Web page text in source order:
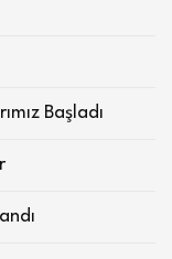
Başladı